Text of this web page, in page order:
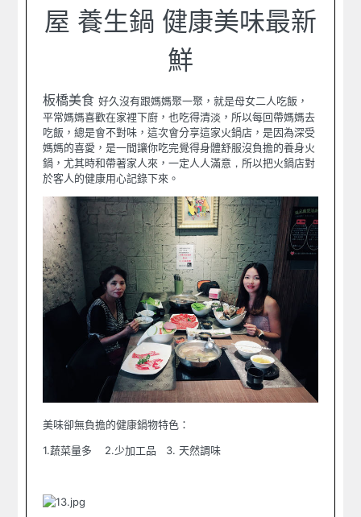
屋 養生鍋 健康美味最新
鮮
板橋美食好久沒有跟媽媽聚一聚，就是母女二人吃飯，
平常媽媽喜歡在家裡下廚，也吃得清淡，所以每回帶媽媽去
吃飯，總是會不對味，這次會分享這家火鍋店，是因為深受
媽媽的喜愛，是一間讓你吃完覺得身體舒服沒負擔的養身火
鍋，尤其時和帶著家人來，一定人人滿意 ， 所以把火鍋店對
於客人的健康用心記錄下來。
美味卻無負擔的健康鍋物特色：
1.蔬菜量多 2.少加工品 3. 天然調味